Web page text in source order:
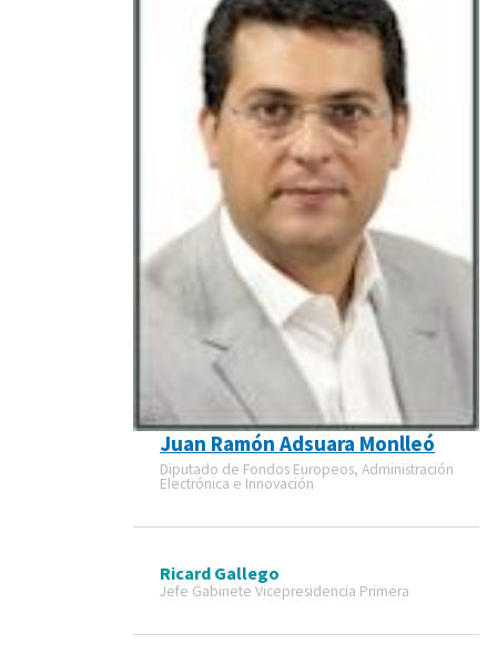
Juan Ramón Adsuara Monlleó
Diputado de Fondos Europeos, Administración
Electrónica e Innovación
Ricard Gallego
Jefe Gabinete Vicepresidencia Primera